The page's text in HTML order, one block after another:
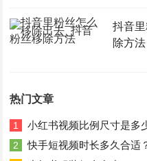
抖音
除方法
热门文章
1 小红书视频比例尺寸是多
2 快手短视频时长多久合适